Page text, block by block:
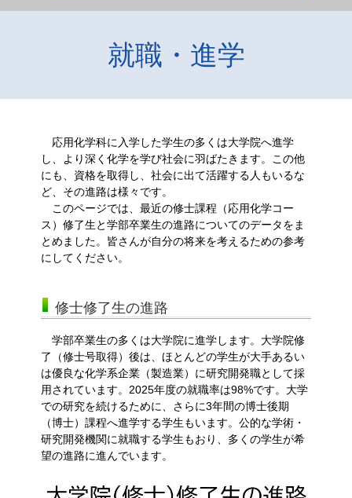
就職・進学
応用化学科に入学した学生の多くは大学院へ進学
し、より深く化学を学び社会に羽ばたきます。この他
にも、資格を取得し、社会に出て活躍する人もいるな
ど、その進路は様々です。
このページでは、最近の修士課程（応用化学コー
ス）修了生と学部卒業生の進路についてのデータをま
とめました。皆さんが自分の将来を考えるための参考
にしてください。
修士修了生の進路
学部卒業生の多くは大学院に進学します。大学院修
了（修士号取得）後は、ほとんどの学生が大手あるい
は優良な化学系企業（製造業）に研究開発職として採
用されています。2025年度の就職率は98%です。大学
での研究を続けるために、さらに3年間の博士後期
（博士）課程へ進学する学生もいます。公的な学術・
研究開発機関に就職する学生もおり、多くの学生が希
望の進路に進んでいます。